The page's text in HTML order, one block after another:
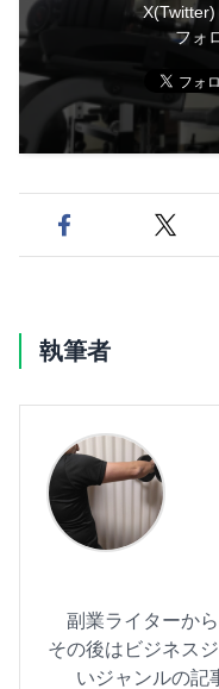
X(Twitter)
フォ
執筆者
副業ライターか
その後はビジネス
いジャンルの記